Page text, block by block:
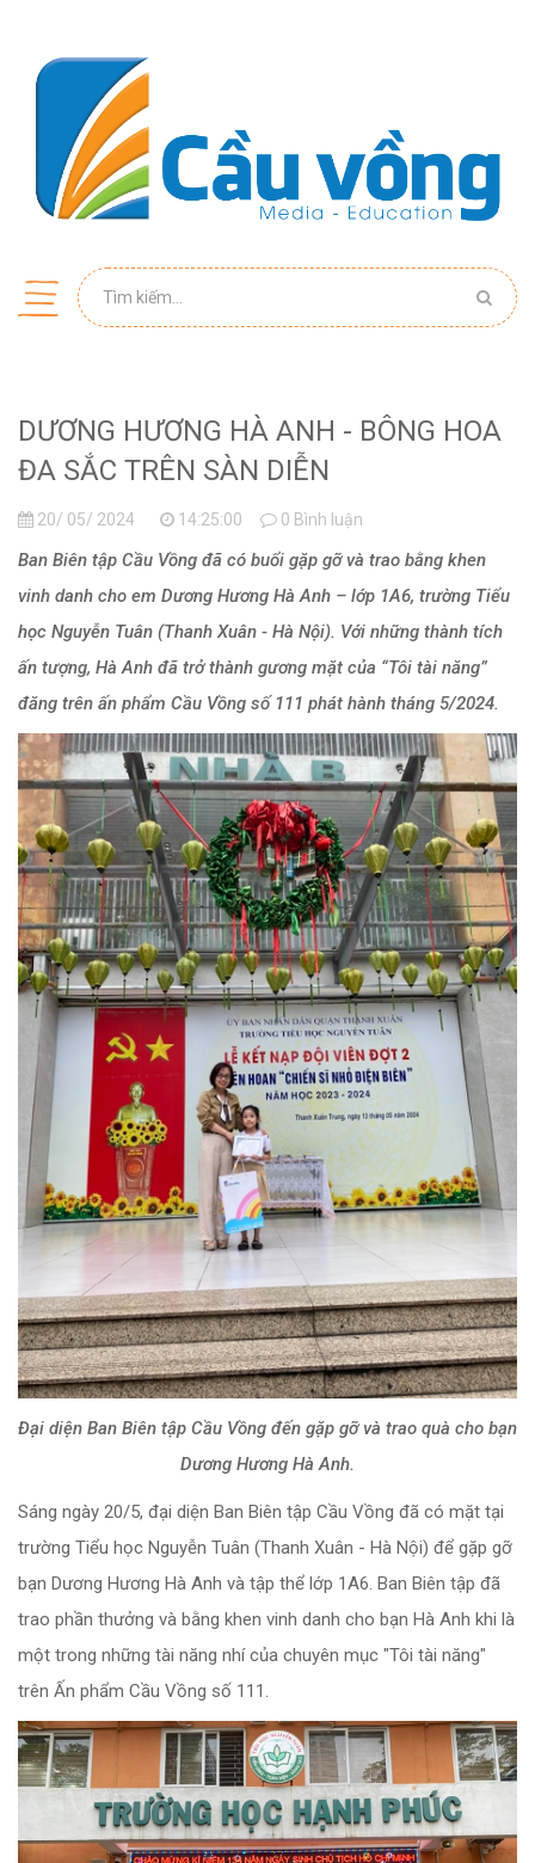
DƯƠNG HƯƠNG HÀ ANH - BÔNG HOA
ĐA SẮC TRÊN SÀN DIỄN
20/ 05/ 2024 14:25:00 0 Bình luận
Ban Biên tập Cầu Vồng đã có buổi gặp gỡ và trao bằng khen
vinh danh cho em Dương Hương Hà Anh – lớp 1A6, trường Tiểu
học Nguyễn Tuân (Thanh Xuân - Hà Nội). Với những thành tích
ấn tượng, Hà Anh đã trở thành gương mặt của “Tôi tài năng”
đăng trên ấn phẩm Cầu Vồng số 111 phát hành tháng 5/2024.
Đại diện Ban Biên tập Cầu Vồng đến gặp gỡ và trao quà cho bạn
Dương Hương Hà Anh.
Sáng ngày 20/5, đại diện Ban Biên tập Cầu Vồng đã có mặt tại
trường Tiểu học Nguyễn Tuân (Thanh Xuân - Hà Nội) để gặp gỡ
bạn Dương Hương Hà Anh và tập thể lớp 1A6. Ban Biên tập đã
trao phần thưởng và bằng khen vinh danh cho bạn Hà Anh khi là
một trong những tài năng nhí của chuyên mục "Tôi tài năng"
trên Ấn phẩm Cầu Vồng số 111.